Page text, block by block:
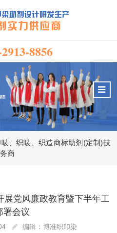
8856
、织唛、织造商标助剂(定制)技
商
展党风廉政教育暨下半年工
署会议​
04 编辑：博准织印染